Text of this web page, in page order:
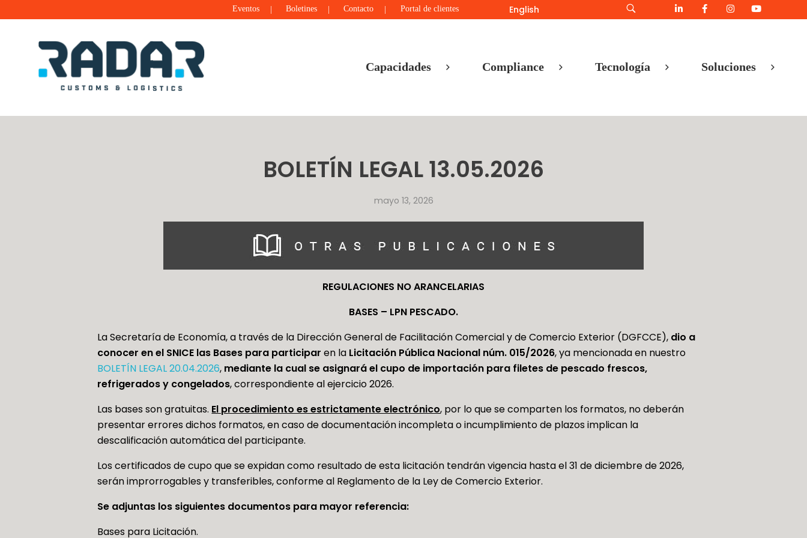
Eventos Boletines Contacto Portal de clientes English
Capacidades Compliance Tecnología Soluciones
BOLETÍN LEGAL 13.05.2026
mayo 13, 2026
REGULACIONES NO ARANCELARIAS
BASES – LPN PESCADO.
La Secretaría de Economía, a través de la Dirección General de Facilitación Comercial y de Comercio Exterior (DGFCCE), dio a
conocer en el SNICE las Bases para participar en la Licitación Pública Nacional núm. 015/2026, ya mencionada en nuestro
BOLETÍN LEGAL 20.04.2026, mediante la cual se asignará el cupo de importación para filetes de pescado frescos,
refrigerados y congelados, correspondiente al ejercicio 2026.
Las bases son gratuitas. El procedimiento es estrictamente electrónico, por lo que se comparten los formatos, no deberán
presentar errores dichos formatos, en caso de documentación incompleta o incumplimiento de plazos implican la
descalificación automática del participante.
Los certificados de cupo que se expidan como resultado de esta licitación tendrán vigencia hasta el 31 de diciembre de 2026,
serán improrrogables y transferibles, conforme al Reglamento de la Ley de Comercio Exterior.
Se adjuntas los siguientes documentos para mayor referencia:
Bases para Licitación.